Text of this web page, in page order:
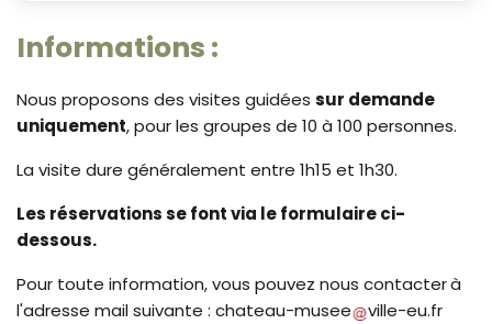
Informations :
Nous proposons des visites guidées sur demande
uniquement, pour les groupes de 10 à 100 personnes.
La visite dure généralement entre 1h15 et 1h30.
Les réservations se font via le formulaire ci-
dessous.
Pour toute information, vous pouvez nous contacterà
l'adresse mail suivante : chateau-musee ville-eu.fr